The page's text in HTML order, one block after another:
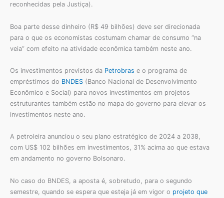
reconhecidas pela Justiça).
Boa parte desse dinheiro (R$ 49 bilhões) deve ser direcionada
para o que os economistas costumam chamar de consumo “na
veia” com efeito na atividade econômica também neste ano.
Os investimentos previstos da Petrobras e o programa de
empréstimos do BNDES (Banco Nacional de Desenvolvimento
Econômico e Social) para novos investimentos em projetos
estruturantes também estão no mapa do governo para elevar os
investimentos neste ano.
A petroleira anunciou o seu plano estratégico de 2024 a 2038,
com US$ 102 bilhões em investimentos, 31% acima ao que estava
em andamento no governo Bolsonaro.
No caso do BNDES, a aposta é, sobretudo, para o segundo
semestre, quando se espera que esteja já em vigor o projeto que